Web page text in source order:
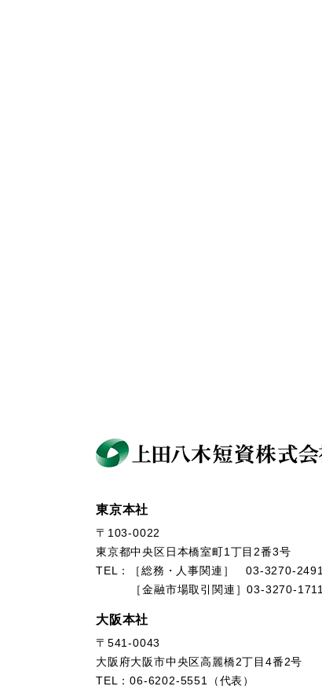
東京本社
〒103-0022
東京都中央区日本橋室町1丁目2番3号
TEL：［総務・人事関連］ 03-3270-2491
［金融市場取引関連］03-3270-1711
大阪本社
〒541-0043
大阪府大阪市中央区高麗橋2丁目4番2号
TEL：06-6202-5551（代表）